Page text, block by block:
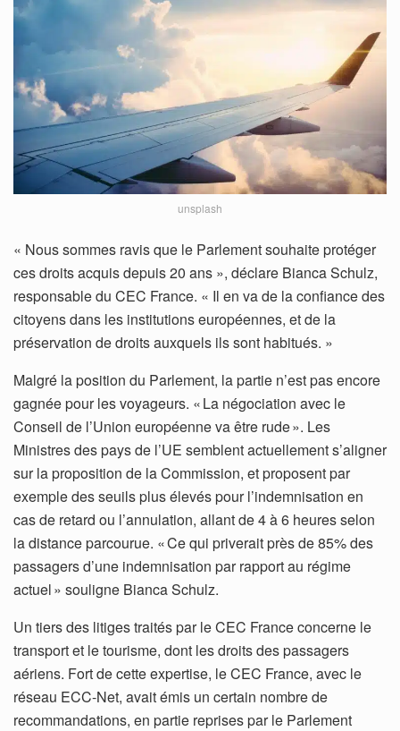
unsplash
« Nous sommes ravis que le Parlement souhaite protéger
ces droits acquis depuis 20 ans », déclare Bianca Schulz,
responsable du CEC France. « Il en va de la confiance des
citoyens dans les institutions européennes, et de la
préservation de droits auxquels ils sont habitués. »
Malgré la position du Parlement, la partie n’est pas encore
gagnée pour les voyageurs. « La négociation avec le
Conseil de l’Union européenne va être rude ». Les
Ministres des pays de l’UE semblent actuellement s’aligner
sur la proposition de la Commission, et proposent par
exemple des seuils plus élevés pour l’indemnisation en
cas de retard ou l’annulation, allant de 4 à 6 heures selon
la distance parcourue. « Ce qui priverait près de 85% des
passagers d’une indemnisation par rapport au régime
actuel » souligne Bianca Schulz.
Un tiers des litiges traités par le CEC France concerne le
transport et le tourisme, dont les droits des passagers
aériens. Fort de cette expertise, le CEC France, avec le
réseau ECC-Net, avait émis un certain nombre de
recommandations, en partie reprises par le Parlement